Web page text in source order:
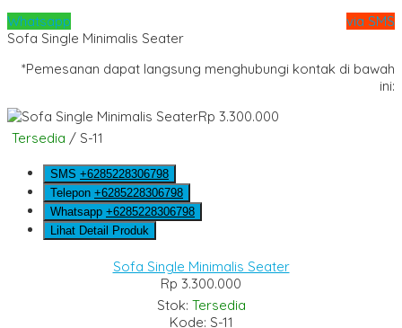
Whatsapp
via SMS
Sofa Single Minimalis Seater
*Pemesanan dapat langsung menghubungi kontak di bawah
ini:
Rp 3.300.000
Tersedia / S-11
SMS +6285228306798
Telepon +6285228306798
Whatsapp +6285228306798
Lihat Detail Produk
Sofa Single Minimalis Seater
Rp 3.300.000
Stok: Tersedia
Kode: S-11